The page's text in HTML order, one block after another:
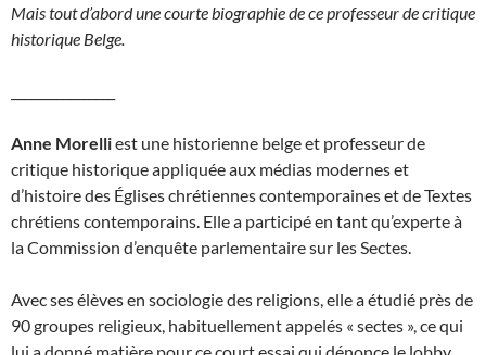
Mais tout d’abord une courte biographie de ce professeur de critique
historique Belge.
Anne Morelliest une historienne belge et professeur de
critique historique appliquée aux médias modernes et
d’histoire des Églises chrétiennes contemporaines et de Textes
chrétiens contemporains. Elle a participé en tant qu’experte à
la Commission d’enquête parlementaire sur les Sectes.
Avec ses élèves en sociologie des religions, elle a étudié près de
90 groupes religieux, habituellement appelés « sectes », ce qui
lui a donné matière pour ce court essai qui dénonce le lobby